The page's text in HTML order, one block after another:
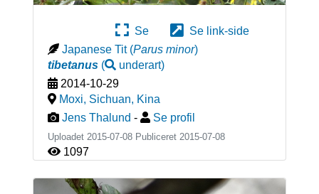
Se
Se link-side
Japanese Tit (Parus minor)
tibetanus( underart)
2014-10-29
Moxi, Sichuan, Kina
Jens Thalund - Se profil
Uploadet 2015-07-08 Publiceret 2015-07-08
1097